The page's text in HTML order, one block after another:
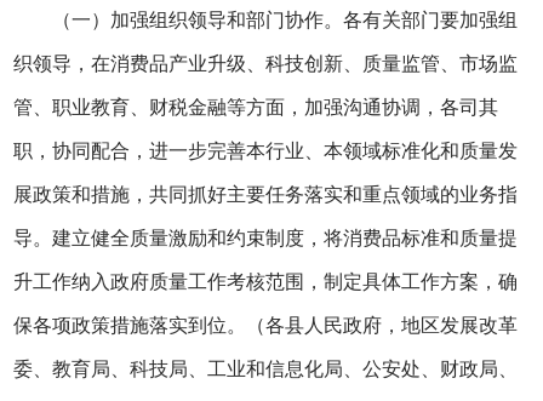
（一）加强组织领导和部门协作。各有关部门要加强组
织领导，在消费品产业升级、科技创新、质量监管、市场监
管、职业教育、财税金融等方面，加强沟通协调，各司其
职，协同配合，进一步完善本行业、本领域标准化和质量发
展政策和措施，共同抓好主要任务落实和重点领域的业务指
导。建立健全质量激励和约束制度，将消费品标准和质量提
升工作纳入政府质量工作考核范围，制定具体工作方案，确
保各项政策措施落实到位。（各县人民政府，地区发展改革
委、教育局、科技局、工业和信息化局、公安处、财政局、